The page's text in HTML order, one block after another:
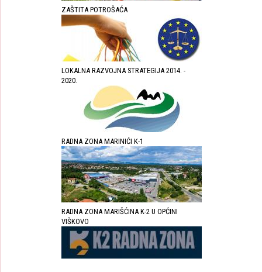
ZAŠTITA POTROŠAĆA
LOKALNA RAZVOJNA STRATEGIJA 2014. -
2020.
RADNA ZONA MARINIĆI K-1
RADNA ZONA MARIŠĆINA K-2 U OPĆINI
VIŠKOVO